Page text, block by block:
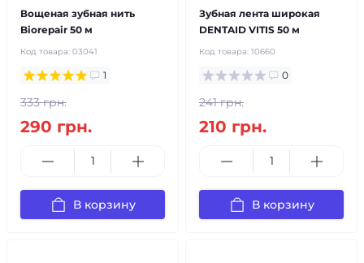
Вощеная зубная нить
Biorepair 50 м
Код товара: 03041
1
333 грн.
290 грн.
В корзину
Зубная лента широкая
DENTAID VITIS 50 м
Код товара: 10660
0
241 грн.
210 грн.
В корзину